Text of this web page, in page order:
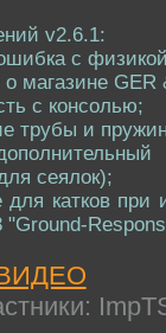
v2.6.1:
с
магазине GER
с консолью;
трубы и
сеялок);
катков при
"Ground-